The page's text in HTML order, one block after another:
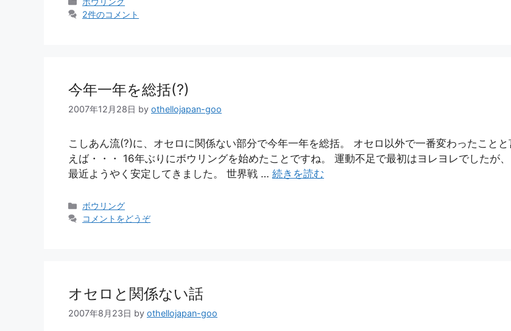
テ
2件のコメント
今年一年を総括(?)
2007年12月28日 by othellojapan-goo
こしあん流(?)に、オセロに関係ない部分で今年一年を総括。 オセロ以外で一番変わったことと
えば・・・ 16年ぶりにボウリングを始めたことですね。 運動不足で最初はヨレヨレでしたが、
最近ようやく安定してきました。 世界戦 … 続きを読む
カ
テ
ボウリング
コメントをどうぞ
オセロと関係ない話
2007年8月23日 by othellojapan-goo